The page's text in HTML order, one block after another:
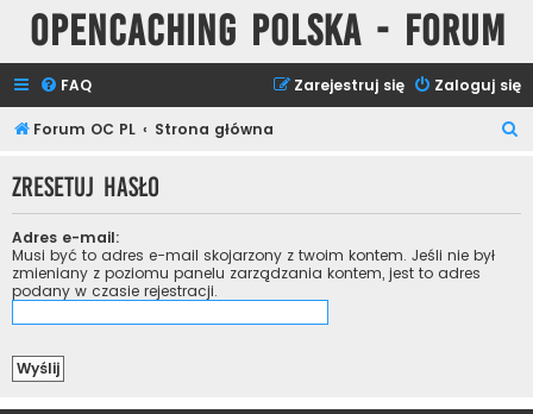
Opencaching Polska - Forum
FAQ Zaloguj się
Zarejestruj się
Forum OC PL Strona główna
k
Zresetuj hasło
Adres e-mail:
Musi być to adres e-mail skojarzony z twoim kontem. Jeśli nie był
zmieniany z poziomu panelu zarządzania kontem, jest to adres
podany w czasie rejestracji.